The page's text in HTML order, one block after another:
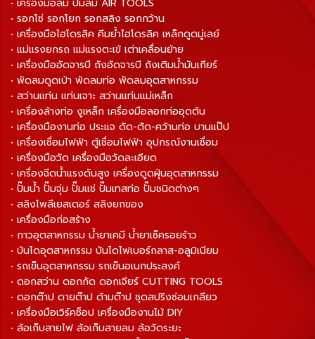
• เครื่องมือลม ปั๊มลม AIR TOOLS
• รอกโซ่ รอกโยก รอกสลิง รอกกว้าน
• เครื่องมือไฮโดรลิค คีมย้ำไฮโดรลิค เหล็กดูดมู่เลย์
• แม่แรงยกรถ แม่แรงตะเข้ เต่าเคลื่อนย้าย
• เครื่องมืออัดจารบี ถังอัดจารบี ถังเติมน้ำมันเกียร์
• พัดลมดูดเป่า พัดลมท่อ พัดลมอุตสาหกรรม
• สว่านแท่น แท่นเจาะ สว่านแท่นแม่เหล็ก
• เครื่องล้างท่อ งูเหล็ก เครื่องมือลอกท่ออุดตัน
• เครื่องมืองานท่อ ประแจ ดัด-ตัด-คว้านท่อ บานแป๊ป
• เครื่องเชื่อมไฟฟ้า ตู้เชื่อมไฟฟ้า อุปกรณ์งานเชื่อม
• เครื่องมือวัด เครื่องมือวัดละเอียด
• เครื่องฉีดน้ำแรงดันสูง เครื่องดูดฝุ่นอุตสาหกรรม
• ปั๊มน้ำ ปั๊มจุ่ม ปั๊มแช่ ปั๊มเทสท่อ ปั๊มชนิดต่างๆ
• สลิงโพลีเยสเตอร์ สลิงยกของ
• เครื่องมือก่อสร้าง
• กาวอุตสาหกรรม น้ำยาเคมี น้ำยาเช็ครอยร้าว
• บันไดอุตสาหกรรม บันไดไฟเบอร์กลาส-อลูมิเนียม
• รถเข็นอุตสาหกรรม รถเข็นอเนกประสงค์
• ดอกสว่าน ดอกกัด ดอกเจียร์ CUTTING TOOLS
• ดอกต๊าป ดายต๊าป ด้ามต๊าป ชุดสปริงซ่อมเกลียว
• เครื่องมือเวิร์คช็อป เครื่องมืองานไม้ DIY
• ล้อเก็บสายไฟ ล้อเก็บสายลม ล้อวัดระยะ